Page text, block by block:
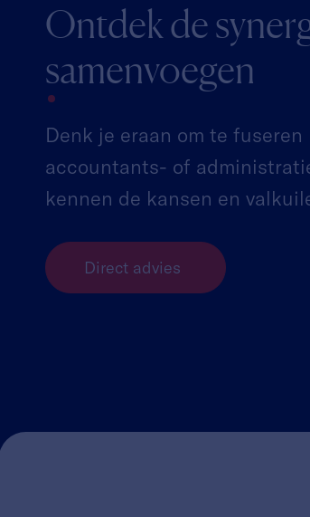
Ontdek de
samenvoegen
Denk je eraan om te fuseren
accountants- of
kennen de kansen en
Direct advies